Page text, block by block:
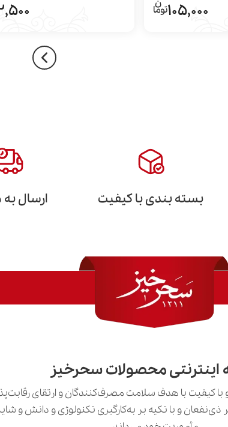
105,000
بسته بندی با کیفیت ارسال
اینترنتی محصولات سحرخیز
کیفیت با هدف سلامت مصرف‌کنندگان و ارتقای
ذی‌نفعان و با تکیه بر به‌کارگیری تکنولوژی و دانش و